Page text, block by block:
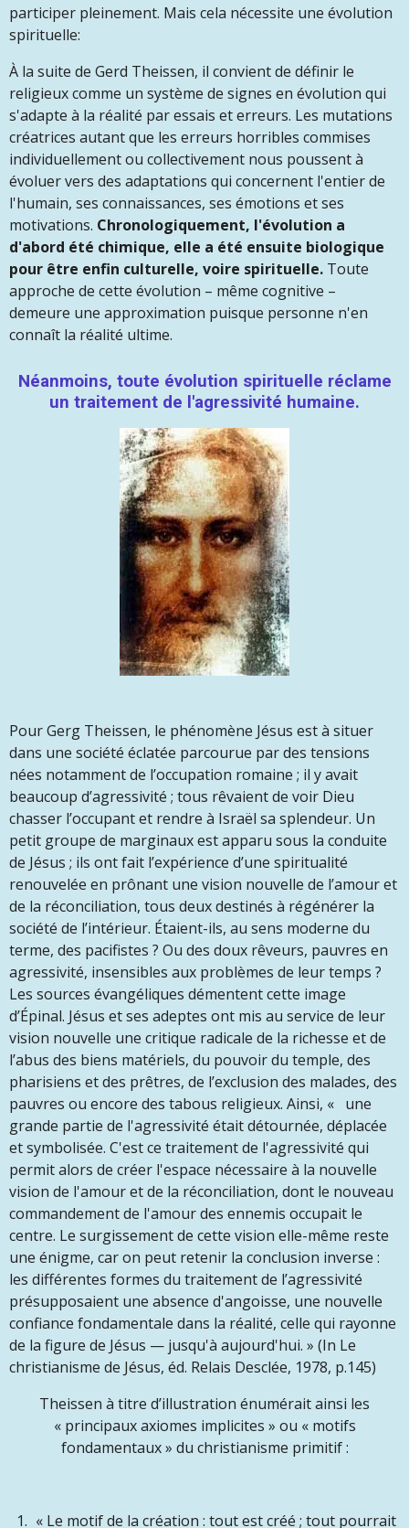
participer pleinement. Mais cela nécessite une évolution
spirituelle:
À la suite de Gerd Theissen, il convient de définir le
religieux comme un système de signes en évolution qui
s'adapte à la réalité par essais et erreurs. Les mutations
créatrices autant que les erreurs horribles commises
individuellement ou collectivement nous poussent à
évoluer vers des adaptations qui concernent l'entier de
l'humain, ses connaissances, ses émotions et ses
motivations. Chronologiquement, l'évolution a
d'abord été chimique, elle a été ensuite biologique
pour être enfin culturelle, voire spirituelle. Toute
approche de cette évolution – même cognitive –
demeure une approximation puisque personne n'en
connaît la réalité ultime.
Néanmoins, toute évolution spirituelle réclame
un traitement de l'agressivité humaine.
Pour Gerg Theissen, le phénomène Jésus est à situer
dans une société éclatée parcourue par des tensions
nées notamment de l’occupation romaine ; il y avait
beaucoup d’agressivité ; tous rêvaient de voir Dieu
chasser l’occupant et rendre à Israël sa splendeur. Un
petit groupe de marginaux est apparu sous la conduite
de Jésus ; ils ont fait l’expérience d’une spiritualité
renouvelée en prônant une vision nouvelle de l’amour et
de la réconciliation, tous deux destinés à régénérer la
société de l’intérieur. Étaient-ils, au sens moderne du
terme, des pacifistes ? Ou des doux rêveurs, pauvres en
agressivité, insensibles aux problèmes de leur temps ?
Les sources évangéliques démentent cette image
d’Épinal. Jésus et ses adeptes ont mis au service de leur
vision nouvelle une critique radicale de la richesse et de
l’abus des biens matériels, du pouvoir du temple, des
pharisiens et des prêtres, de l’exclusion des malades, des
pauvres ou encore des tabous religieux. Ainsi, « une
grande partie de l'agressivité était détournée, déplacée
et symbolisée. C'est ce traitement de l'agressivité qui
permit alors de créer l'espace nécessaire à la nouvelle
vision de l'amour et de la réconciliation, dont le nouveau
commandement de l'amour des ennemis occupait le
centre. Le surgissement de cette vision elle-même reste
une énigme, car on peut retenir la conclusion inverse :
les différentes formes du traitement de l’agressivité
présupposaient une absence d'angoisse, une nouvelle
confiance fondamentale dans la réalité, celle qui rayonne
de la figure de Jésus — jusqu'à aujourd'hui. » (In Le
christianisme de Jésus, éd. Relais Desclée, 1978, p.145)
Theissen à titre d’illustration énumérait ainsi les
« principaux axiomes implicites » ou « motifs
fondamentaux » du christianisme primitif :
« Le motif de la création : tout est créé ; tout pourrait